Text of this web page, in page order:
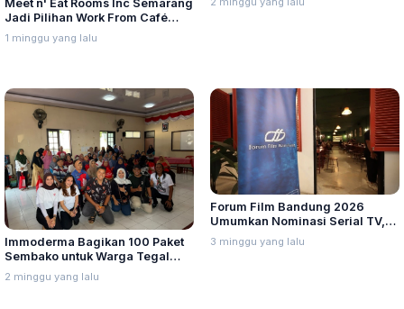
Meet n' Eat Rooms Inc Semarang
Jadi Pilihan Work From Café
dengan Menu Baru yang Variatif
1 minggu yang lalu
Integritas dan Proses
Immoderma Bagikan 100 Paket
Sembako untuk Warga Tegal
Sari Semarang
2 minggu yang lalu
Forum Film Bandung 2026
Umumkan Nominasi Serial TV,
Web Hingga Pemeran Utama
Terpuji
3 minggu yang lalu